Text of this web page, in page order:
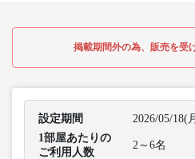
掲載期間外の為、販売を受
設定期間
2026/05/18(
1部屋あたりの
ご利用人数
2～6名